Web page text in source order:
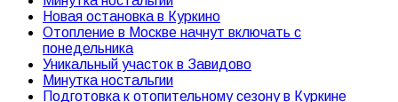
Новая остановка в Куркино
Отопление в Москве начнут включать с
понедельника
Уникальный участок в Завидово
Минутка ностальгии
Подготовка к отопительному сезону в Куркине